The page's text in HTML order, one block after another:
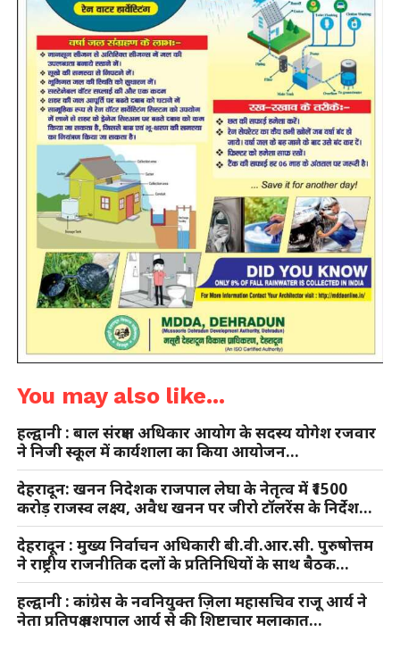
You may also like...
हल्द्वानी : बाल संरक्षण अधिकार आयोग के सदस्य योगेश रजवार
ने निजी स्कूल में कार्यशाला का किया आयोजन…
देहरादून: खनन निदेशक राजपाल लेघा के नेतृत्व में ₹1500
करोड़ राजस्व लक्ष्य, अवैध खनन पर जीरो टॉलरेंस के निर्देश…
देहरादून : मुख्य निर्वाचन अधिकारी बी.वी.आर.सी. पुरुषोत्तम
ने राष्ट्रीय राजनीतिक दलों के प्रतिनिधियों के साथ बैठक…
हल्द्वानी : कांग्रेस के नवनियुक्त ज़िला महासचिव राजू आर्य ने
नेता प्रतिपक्ष यशपाल आर्य से की शिष्टाचार मलाकात…